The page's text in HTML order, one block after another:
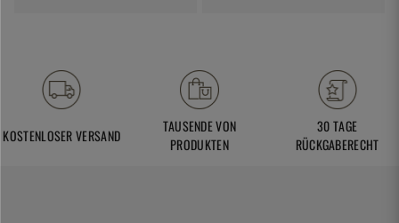
KOSTENLOSER VERSAND
TAUSENDE VON
PRODUKTEN
30 TAGE
RÜCKGABERECHT